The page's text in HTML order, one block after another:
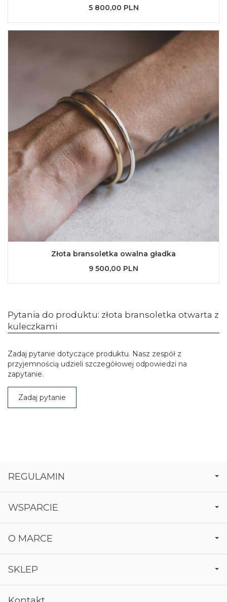
5 800,00 PLN
Złota bransoletka owalna gładka
9 500,00 PLN
Pytania do produktu: złota bransoletka otwarta z
kuleczkami
Zadaj pytanie dotyczące produktu. Nasz zespół z
przyjemnością udzieli szczegółowej odpowiedzi na
zapytanie.
Zadaj pytanie
REGULAMIN
WSPARCIE
O MARCE
SKLEP